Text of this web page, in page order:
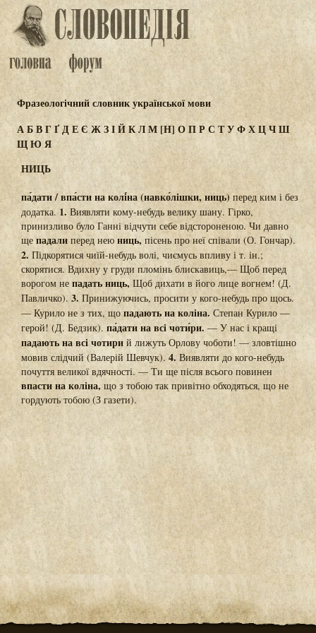
Фразеологічний словник української мови
АБВГҐДЕЄ ЖЗІЙКЛМ [Н] ОПР С ТУФХЦЧШ
ЩЮ Я
НИЦЬ
па́дати / впа́сти на колі́на (навко́лішки, ниць) перед ким і без
додатка.1. Виявляти кому-небудь велику шану. Гірко,
принизливо було Ганні відчути себе відстороненою. Чи давно
щепадали перед нею ниць,пісень про неї співали (О. Гончар).
2. Підкорятися чиїй-небудь волі, чиємусь впливу і т. ін.;
скорятися. Вдихну у груди пломінь блискавиць,— Щоб перед
ворогом не падать ниць, Щоб дихати в його лице вогнем! (Д.
Павличко).3. Принижуючись, просити у кого-небудь про щось.
— Курило не з тих, щопадають на коліна. Степан Курило —
герой! (Д. Бедзик). па́дати на всі чоти́ри. — У нас і кращі
падають на всі чотири й лижуть Орлову чоботи! — зловтішно
мовив слідчий (Валерій Шевчук). 4. Виявляти до кого-небудь
почуття великої вдячності. — Ти ще після всього повинен
впасти на коліна, що з тобою так привітно обходяться, що не
гордують тобою (З газети).